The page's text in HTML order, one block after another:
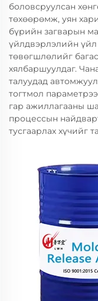
боловсруулсан
төхөөрөмж, уян
бүрийн загварын
үйлдвэрлэлийн
төвөгшлөлийг
хялбаршуулдаг.
талуудад
тогтмол
гар ажиллагааны
процессын
тусгаарлах хүчийг